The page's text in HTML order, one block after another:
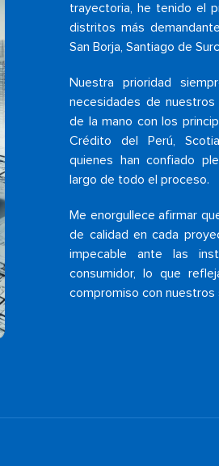
trayectoria, he tenido el
distritos más
San Borja, Santiago de
Nuestra prioridad
necesidades de nuestros
de la mano con los
Crédito del Perú,
quienes han confiado
largo de todo el proceso.
Me enorgullece afirmar
de calidad en cada
impecable ante las
consumidor, lo que
compromiso con nuestros